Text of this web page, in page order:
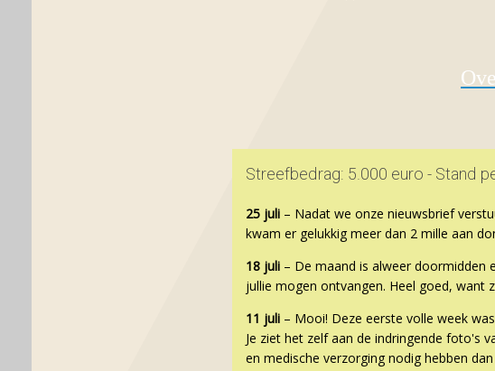
Streefbedrag: 5.000 euro - Stand
25 juli – Nadat we onze nieuwsbrief
kwam er gelukkig meer dan 2 mille aan
18 juli – De maand is alweer doormidden
jullie mogen ontvangen. Heel goed, want
11 juli – Mooi! Deze eerste volle week
Je ziet het zelf aan de indringende foto's
en medische verzorging nodig hebben